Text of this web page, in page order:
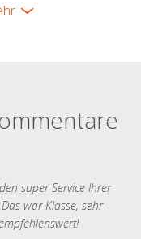
super Service Ihrer
war Klasse, sehr